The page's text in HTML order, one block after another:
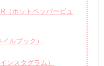
（ホットペッパービュ
ルブック）
ンスタグラム）